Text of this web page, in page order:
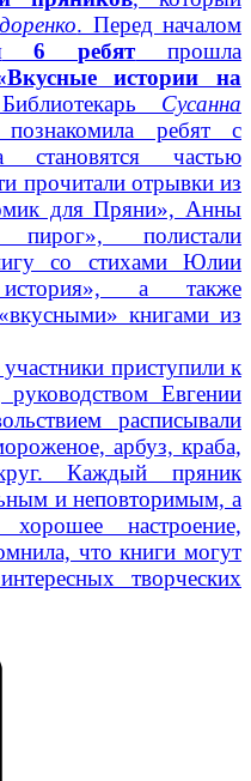
. Перед началом
6 ребятпрошла
истории на
Сусанна
познакомила ребят с
становятся частью
прочитали отрывки из
для Пряни», Анны
полистали
со стихами Юлии
а также
книгами из
приступили к
Евгении
расписывали
арбуз, краба,
Каждый пряник
и неповторимым, а
настроение,
что книги могут
творческих